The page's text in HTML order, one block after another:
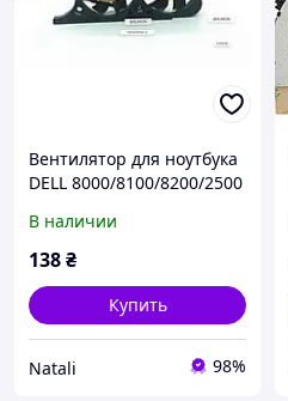
Вентилятор для ноутбука
DELL 8000/8100/8200/2500
В наличии
138₴
Купить
Natali 98%